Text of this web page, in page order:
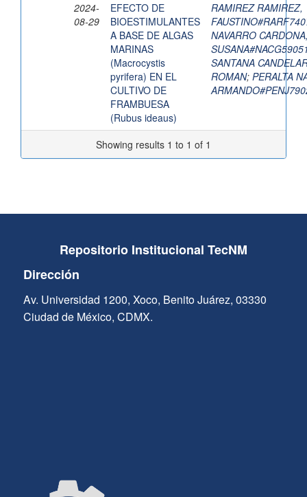
2024-
08-29
EFECTO DE
BIOESTIMULANTES
A BASE DE ALGAS
MARINAS
(Macrocystis
pyrifera) EN EL
CULTIVO DE
FRAMBUESA
(Rubus ideaus)
RAMIREZ RAMIREZ,
NAVARRO
SANTANA
ROMAN; PERALTA
Showing results 1 to 1 of 1
Repositorio Institucional TecNM
Dirección
Av. Universidad 1200, Xoco, Benito Juárez, 03330
Ciudad de México, CDMX.